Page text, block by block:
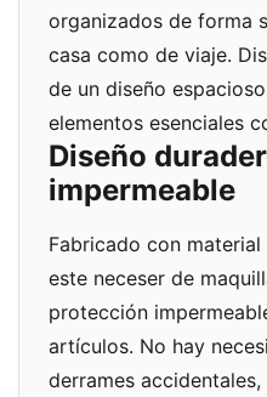
organizados de forma
casa como de viaje.
de un diseño
elementos esenciales
Diseño
impermeable
Fabricado con
este neceser de
protección
artículos. No hay
derrames